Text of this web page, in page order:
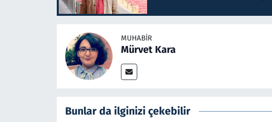
MUHABIR
Mürvet Kara
Bunlar da ilginizi çekebilir